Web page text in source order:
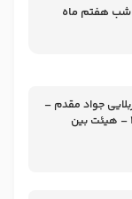
شب هفتم ماه
جواد مقدم –
شب هشتم محرم 1448 – هیئت بین